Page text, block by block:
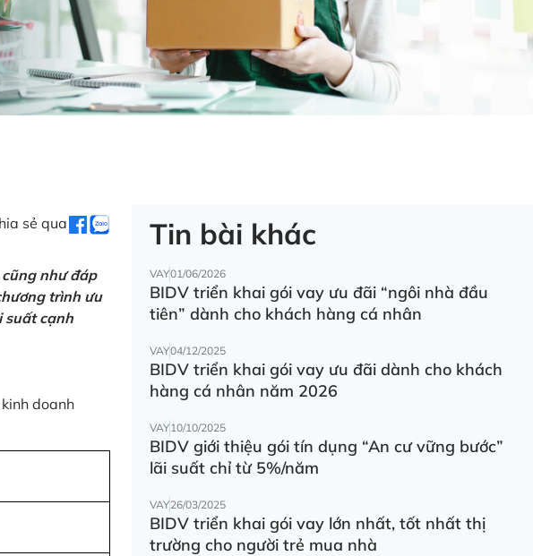
sẻ qua
như đáp
trình ưu
suất cạnh
doanh
Tin bài khác
VAY01/06/2026
BIDV triển khai gói vay ưu đãi “ngôi nhà đầu
tiên” dành cho khách hàng cá nhân
VAY04/12/2025
BIDV triển khai gói vay ưu đãi dành cho khách
hàng cá nhân năm 2026
VAY10/10/2025
BIDV giới thiệu gói tín dụng “An cư vững bước”
lãi suất chỉ từ 5%/năm
VAY26/03/2025
BIDV triển khai gói vay lớn nhất, tốt nhất thị
trường cho người trẻ mua nhà